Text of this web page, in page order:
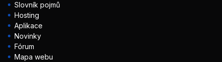
Slovník pojmů
Hosting
Aplikace
Novinky
Fórum
Mapa webu